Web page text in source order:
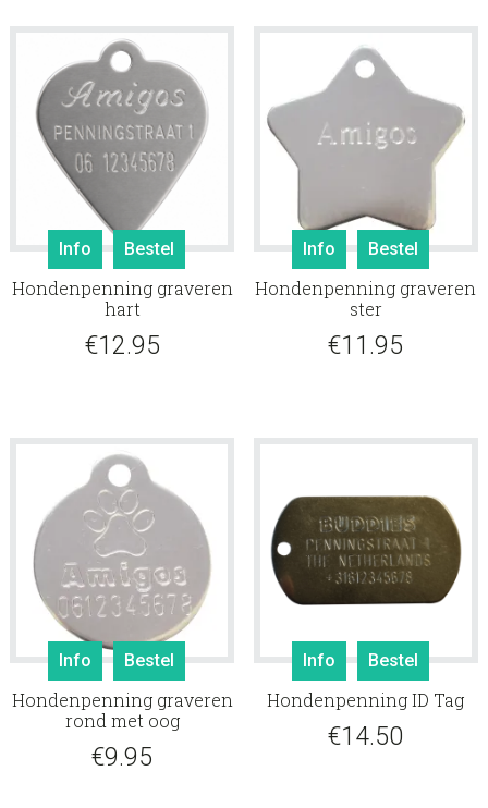
Info Bestel
Hondenpenning graveren
hart
€12.95
Info Bestel
Hondenpenning graveren
ster
€11.95
Info Bestel
Hondenpenning graveren
rond met oog
€9.95
Info Bestel
Hondenpenning ID Tag
€14.50